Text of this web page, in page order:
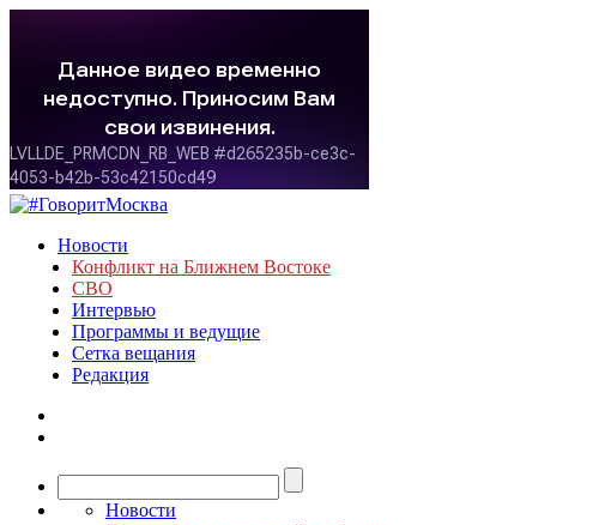
Новости
Конфликт на Ближнем Востоке
СВО
Интервью
Программы и ведущие
Сетка вещания
Редакция
Новости